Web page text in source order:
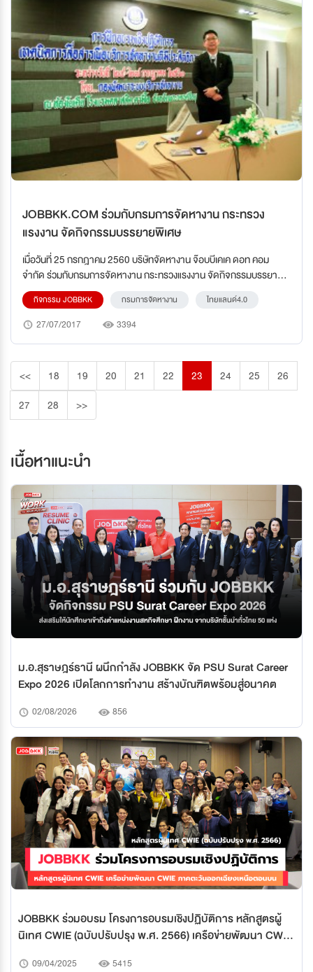
JOBBKK.COM ร่วมกับกรมการจัดหางาน กระทรวง
แรงงาน จัดกิจกรรมบรรยายพิเศษ
เมื่อวันที่ 25 กรกฎาคม 2560 บริษัทจัดหางาน จ๊อบบีเคเค ดอท คอม
จำกัด ร่วมกับกรมการจัดหางาน กระทรวงแรงงาน จัดกิจกรรมบรรยาย
พิเศษในหัวข้อ “กลยุทธทางการตลาดบริการจัดหางาน ในยุคไทยแลนด์
4.0”กิจกรรม JOBBKK กรมการจัดหางาน ไทยแลนด์4.0
27/07/2017 3394
<< 18 19 20 21 22 23 24 25
26
27
28 >>
เนื้อหาแนะนำ
ม.อ.สุราษฎร์ธานี ผนึกกำลัง JOBBKK จัด PSU Surat Career
Expo 2026 เปิดโลกการทำงาน สร้างบัณฑิตพร้อมสู่อนาคต
02/08/2026 856
JOBBKK ร่วมอบรม โครงการอบรมเชิงปฏิบัติการ หลักสูตรผู้
นิเทศ CWIE (ฉบับปรับปรุง พ.ศ. 2566) เครือข่ายพัฒนา CWIE
09/04/2025 5415